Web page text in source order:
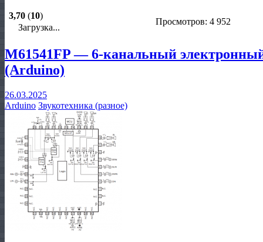
3,70 (10)
Загрузка...
Просмотров: 4 952
M61541FP — 6-канальный
(Arduino)
26.03.2025
Arduino Звукотехника (разное)